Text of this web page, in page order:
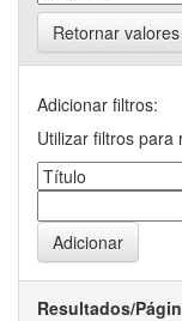
Retornar valores
Adicionar filtros:
Utilizar filtros para
Resultados/